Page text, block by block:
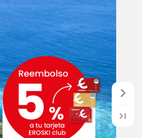
atu tarjeta
EROSKI club
5%
Reembolso